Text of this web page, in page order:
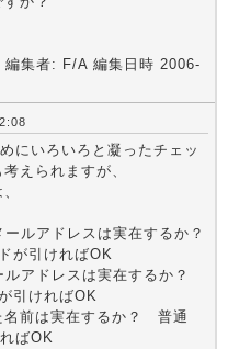
編集者: F/A 編集日時 2006-
にいろいろと凝ったチェッ
えられますが、
ルアドレスは実在するか？
が引ければOK
ルアドレスは実在するか？
引ければOK
名前は実在するか？ 普通
ばOK